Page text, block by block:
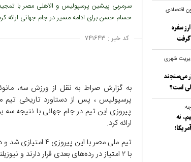
سرمربی پیشین پرسپولیس و الاهلی مصر با تمجید
حسام حسن برای ادامه مسیر در جام جهانی ارائه
کد خبر : ۷۴۱۶۴۳
به گزارش صراط به نقل از ورزش سه،
پرسپولیس ، پس از دستاورد تاریخی
پیروزی این تیم در جام جهانی با نتیجه سه
ارائه کرد.
تیم ملی مصر با این
با ۲ امتیاز در رده‌های بعدی قرار دارند و نیوزیلند با یک امتیاز در قعر جدول ایستاده است.
اقتصادی
سفره
گرفت
شهری
می‌سنجند
است؟
نه